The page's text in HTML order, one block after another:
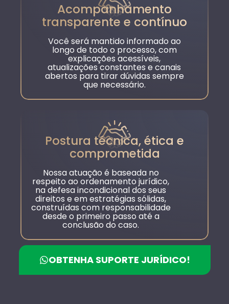
Acompanhamento
transparente e contínuo
Você será mantido informado ao
longo de todo o processo, com
explicações acessíveis,
atualizações constantes e canais
abertos para tirar dúvidas sempre
que necessário.
Postura técnica, ética e
comprometida
Nossa atuação é baseada no
respeito ao ordenamento jurídico,
na defesa incondicional dos seus
direitos e em estratégias sólidas,
construídas com responsabilidade
desde o primeiro passo até a
conclusão do caso.
OBTENHA SUPORTE JURÍDICO!